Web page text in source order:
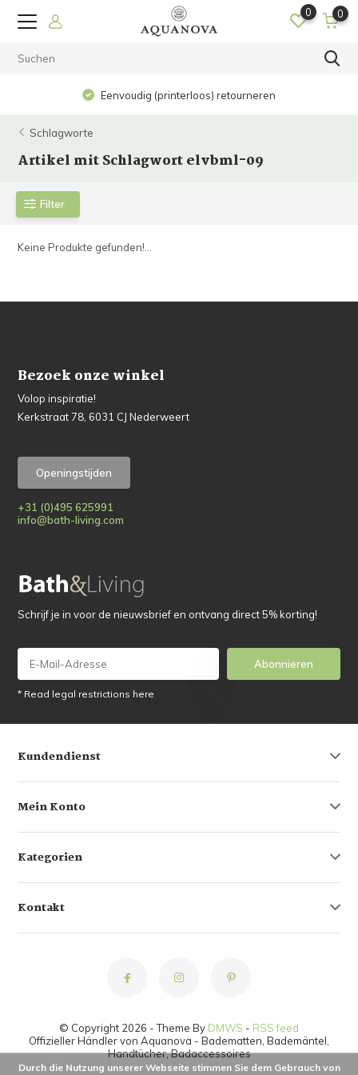
0 0
Eenvoudig (printerloos) retourneren
Schlagworte
Artikel mit Schlagwort elvbml-09
Filter
Keine Produkte gefunden!...
Bezoek onze winkel
Volop inspiratie!
Kerkstraat 78, 6031 CJ Nederweert
Openingstijden
+31 (0)495 625991
info@bath-living.com
Schrijf je in voor de nieuwsbrief en ontvang direct 5% korting!
Abonnieren
* Read legal restrictions here
Kundendienst
Mein Konto
Kategorien
Kontakt
© Copyright 2026 - Theme By DMWS - RSS feed
Offizieller Händler von Aquanova - Badematten, Bademäntel,
Handtücher, Badaccessoires
Durch die Nutzung unserer Webseite stimmen Sie dem Gebrauch von